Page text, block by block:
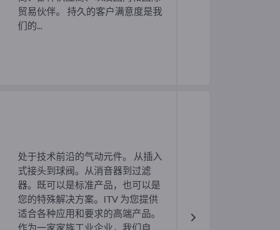
贸易伙伴。 持久的客户满意度是我
们的...
处于技术前沿的气动元件。 从插入
式接头到球阀。从消音器到过滤
器。既可以是标准产品，也可以是
您的特殊解决方案。ITV 为您提供
适合各种应用和要求的高端产品。
作为一家家族工业企业，我们自